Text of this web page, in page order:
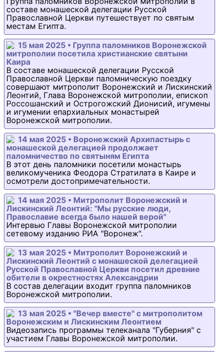
составе монашеской делегации Русской
Православной Церкви путешествует по святым
местам Египта.
15 мая 2025 • Группа паломников Воронежской
митрополии посетила христианские святыни
Каира
В составе монашеской делегации Русской
Православной Церкви паломническую поездку
совершают митрополит Воронежский и Лискинский
Леонтий, Глава Воронежской митрополии, епископ
Россошанский и Острогожский Дионисий, игумены
и игумении епархиальных монастырей
Воронежской митрополии.
14 мая 2025 • Воронежский Архипастырь с
монашеской делегацией продолжает
паломничество по святыням Египта
В этот день паломники посетили монастырь
великомученика Феодора Стратилата в Каире и
осмотрели достопримечательности.
14 мая 2025 • Митрополит Воронежский и
Лискинский Леонтий: "Мы русские люди,
Православие всегда было нашей верой"
Интервью Главы Воронежской митрополии
сетевому изданию РИА "Воронеж".
13 мая 2025 • Митрополит Воронежский и
Лискинский Леонтий с монашеской делегацией
Русской Православной Церкви посетил древние
обители в окрестностях Александрии
В состав делегации входит группа паломников
Воронежской митрополии.
13 мая 2025 • "Вечер вместе" с митрополитом
Воронежским и Лискинским Леонтием
Видеозапись программы телеканала "Губерния" с
участием Главы Воронежской митрополии.